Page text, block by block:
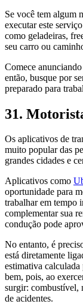
Se você tem algum
executar este
como geladeiras,
seu carro ou
Comece
então, busque por
preparado para
31.
Os aplicativos de
muito popular das
grandes cidades e
Aplicativos como
oportunidade para
trabalhar em tempo
complementar sua
condução pode
No entanto, é
está diretamente
estimativa
bem, pois, ao
surgir: combustível,
de acidentes.